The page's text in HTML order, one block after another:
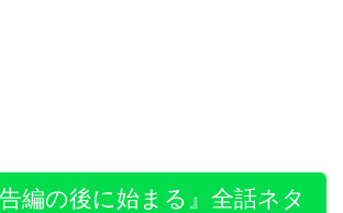
告編の後に始まる』全話ネタ